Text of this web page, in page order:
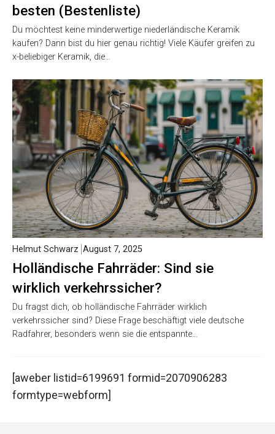
besten (Bestenliste)
Du möchtest keine minderwertige niederländische Keramik
kaufen? Dann bist du hier genau richtig! Viele Käufer greifen zu
x-beliebiger Keramik, die…
Holländische Fahrräder: Sind sie
wirklich verkehrssicher?
Helmut Schwarz August 7, 2025
Du fragst dich, ob holländische Fahrräder wirklich
verkehrssicher sind? Diese Frage beschäftigt viele deutsche
Radfahrer, besonders wenn sie die entspannte…
[aweber listid=6199691 formid=2070906283
formtype=webform]